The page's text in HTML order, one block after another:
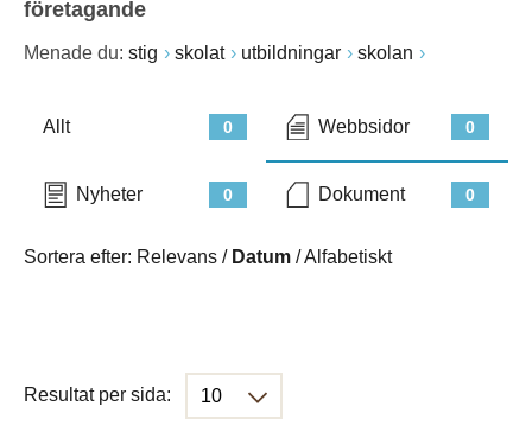
företagande
Menade du: stig skolat utbildningar skolan
0
Allt 0
Webbsidor
0
Nyheter 0
Dokument
Sortera efter: Relevans / Datum /Alfabetiskt
Resultat per sida: